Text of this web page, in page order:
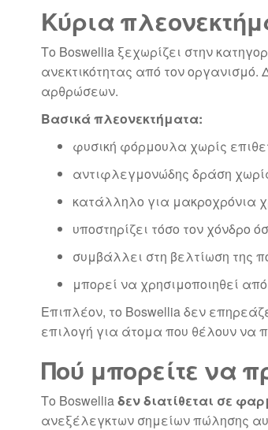
Κύρια
Το Boswellia ξεχωρίζει στην
ανεκτικότητας από τον
αρθρώσεων.
Βασικά πλεονεκτήματα:
φυσική φόρμουλα χωρίς
αντιφλεγμονώδης δράση
κατάλληλο για μακροχρόνια
υποστηρίζει τόσο τον χόνδρο
συμβάλλει στη βελτίωση της
μπορεί να χρησιμοποιηθεί
Επιπλέον, το Boswellia δεν
επιλογή για άτομα που θέλουν να
Πού μπορείτε να
Το Boswelliaδεν διατίθεται σε
ανεξέλεγκτων σημείων πώλησης